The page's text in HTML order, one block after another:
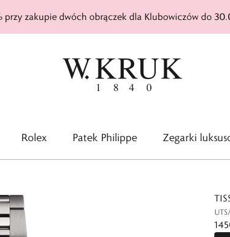
przy zakupie dwóch obrączek dla Klubowiczów do
Rolex Patek Philippe Zegarki